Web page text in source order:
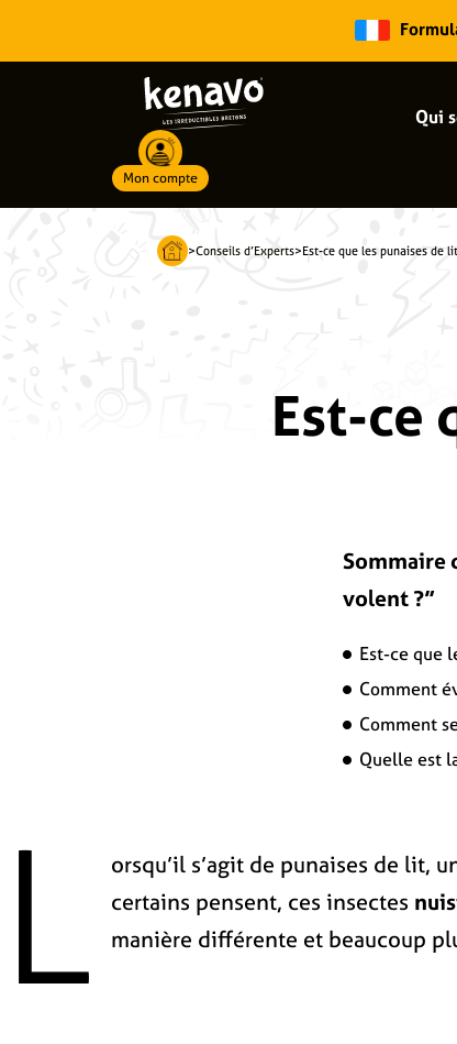
Qui
Mon compte
>Conseils d’Experts>Est-ce que les punaises de
Est-ce
Sommaire
volent ?”
Est-ce que
Comment
Comment
Quelle est
L orsqu’il s’agit de punaises de lit,
certains pensent, ces insectes
manière différente et beaucoup